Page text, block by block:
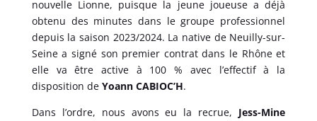
nouvelle Lionne, puisque la jeune joueuse a déjà
obtenu des minutes dans le groupe professionnel
depuis la saison 2023/2024. La native de Neuilly-sur-
Seine a signé son premier contrat dans le Rhône et
elle va être active à 100 % avec l’effectif à la
disposition de Yoann CABIOC’H.
Dans l’ordre, nous avons eu la recrue, Jess-Mine